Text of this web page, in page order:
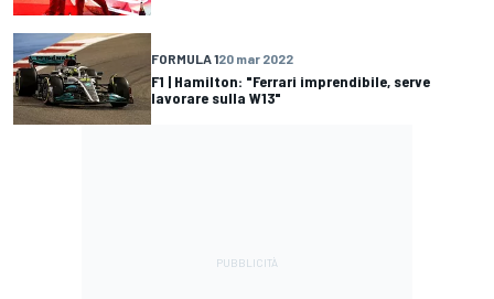
FORMULA 120 mar 2022
F1 | Hamilton: "Ferrari imprendibile, serve
lavorare sulla W13"